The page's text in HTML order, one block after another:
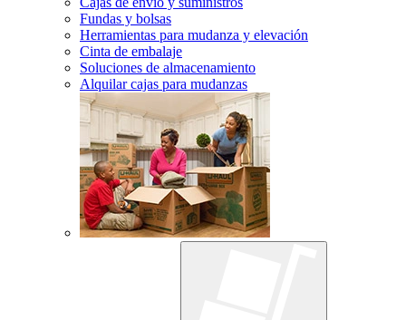
Fundas y bolsas
Herramientas para mudanza y elevación
Cinta de embalaje
Soluciones de almacenamiento
Alquilar cajas para mudanzas